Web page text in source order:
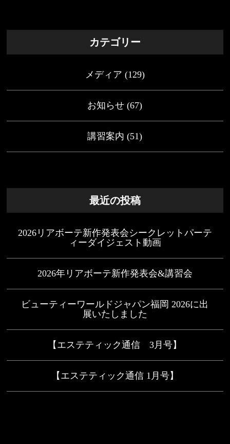
カテゴリー
メディア (129)
お知らせ (67)
講習案内 (51)
最近の投稿
2026リアボーテ新作発表会シークレットパーテ
ィーダイジェスト動画
2026年リアボーテ新作発表会&講習会
ビューティーワールドジャパン福岡 2026に出
展いたしました
【エステティック通信 3月号】
【エステティック通信 1月号】